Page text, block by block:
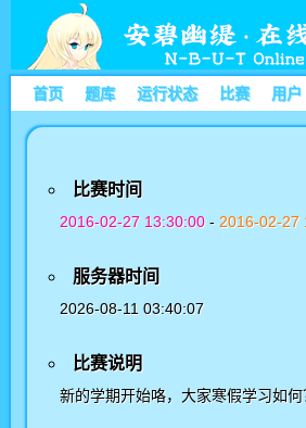
首页 题库 运行状态 比赛 用户
比赛时间
2016-02-27 13:30:00 - 2016-02-27
服务器时间
2026-08-11 03:40:07
比赛说明
新的学期开始咯，大家寒假学习如